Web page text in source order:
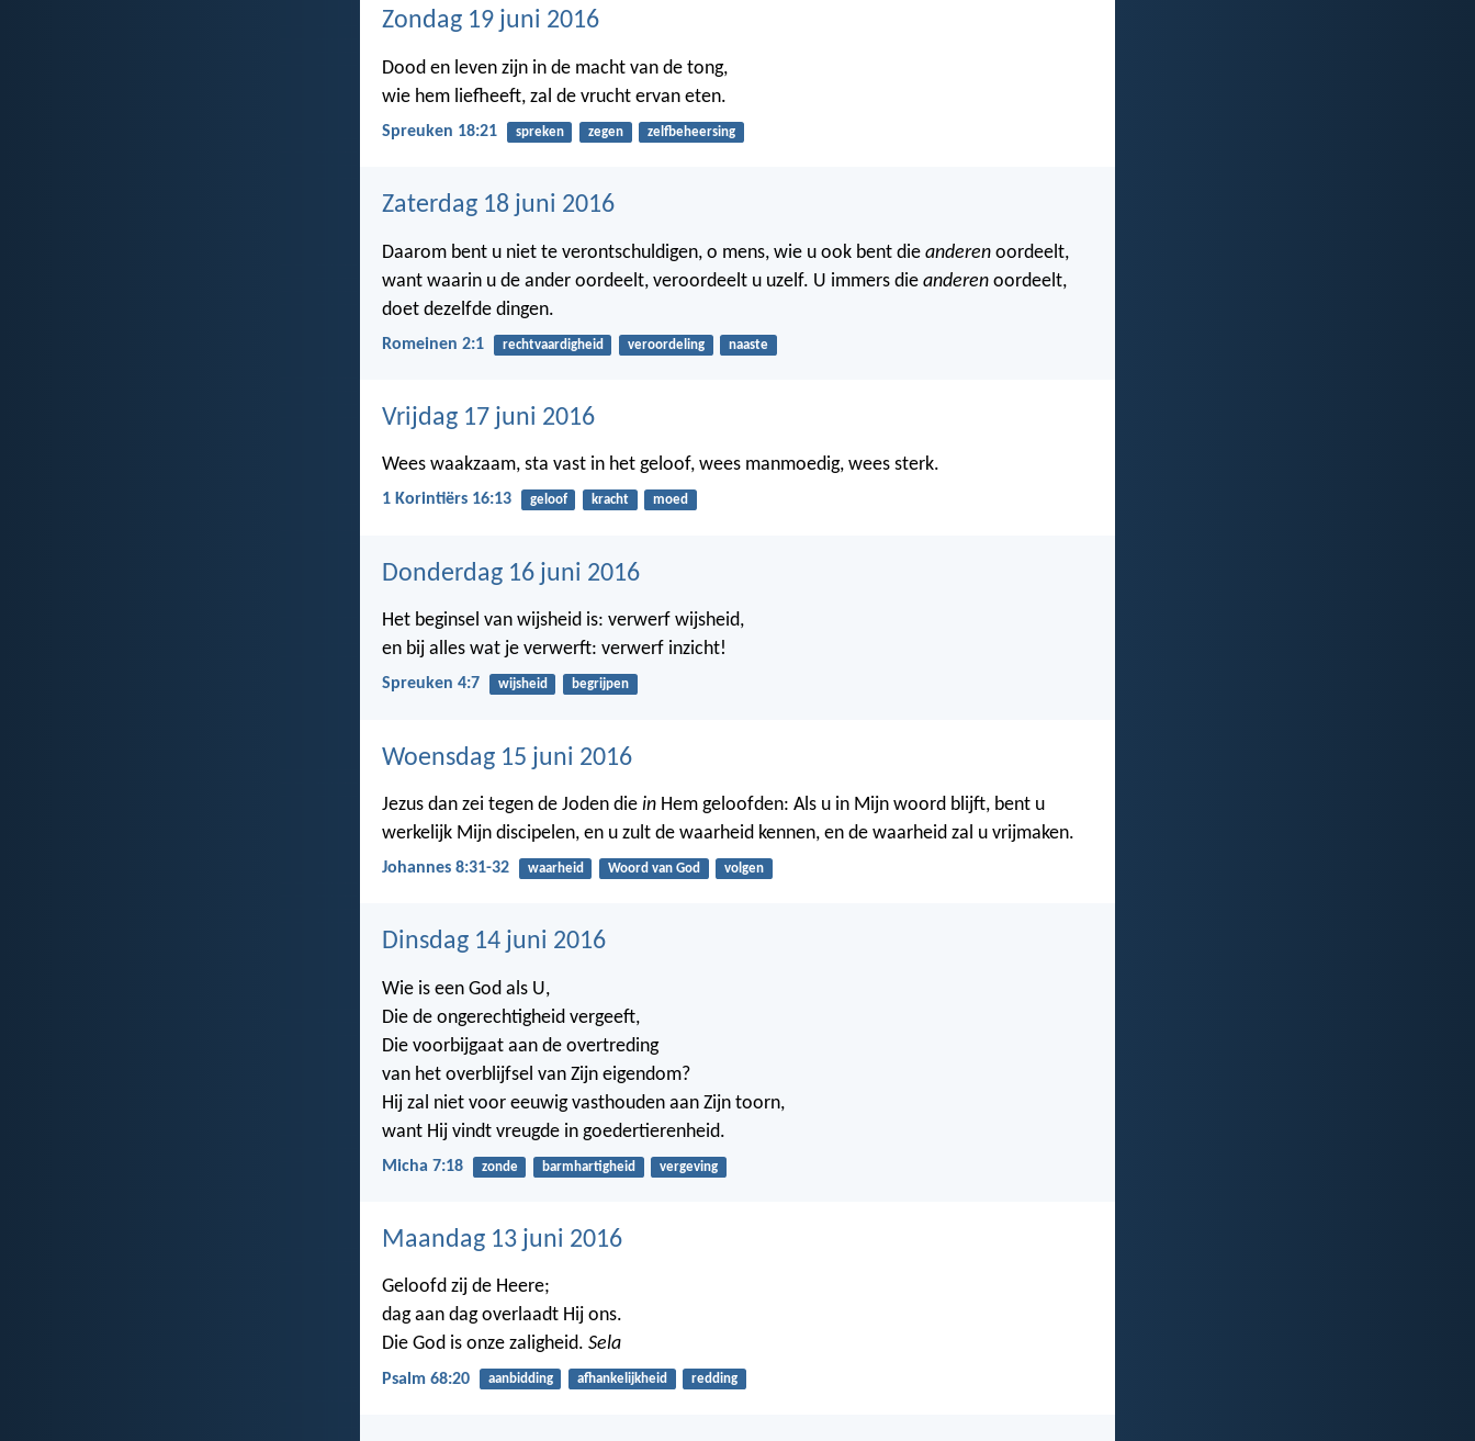
Zondag 19 juni 2016
Dood en leven zijn in de macht van de tong,
wie hem liefheeft, zal de vrucht ervan eten.
Spreuken 18:21 spreken zegen zelfbeheersing
Zaterdag 18 juni 2016
Daarom bent u niet te verontschuldigen, o mens, wie u ook bent die anderen oordeelt,
want waarin u de ander oordeelt, veroordeelt u uzelf. U immers die anderen oordeelt,
doet dezelfde dingen.
Romeinen 2:1 rechtvaardigheid veroordeling naaste
Vrijdag 17 juni 2016
Wees waakzaam, sta vast in het geloof, wees manmoedig, wees sterk.
1 Korintiërs 16:13 geloof kracht moed
Donderdag 16 juni 2016
Het beginsel van wijsheid is: verwerf wijsheid,
en bij alles wat je verwerft: verwerf inzicht!
Spreuken 4:7 wijsheid begrijpen
Woensdag 15 juni 2016
Jezus dan zei tegen de Joden die in Hem geloofden: Als u in Mijn woord blijft, bent u
werkelijk Mijn discipelen, en u zult de waarheid kennen, en de waarheid zal u vrijmaken.
Johannes 8:31-32 waarheid Woord van God volgen
Dinsdag 14 juni 2016
Wie is een God als U,
Die de ongerechtigheid vergeeft,
Die voorbijgaat aan de overtreding
van het overblijfsel van Zijn eigendom?
Hij zal niet voor eeuwig vasthouden aan Zijn toorn,
want Hij vindt vreugde in goedertierenheid.
Micha 7:18 zonde barmhartigheid vergeving
Maandag 13 juni 2016
Geloofd zij de Heere;
dag aan dag overlaadt Hij ons.
Die God is onze zaligheid. Sela
Psalm 68:20 aanbidding afhankelijkheid redding